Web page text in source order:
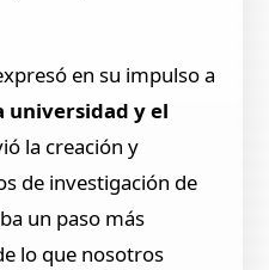
en su impulso a
universidad y el
la creación y
de investigación de
un paso más
lo que nosotros